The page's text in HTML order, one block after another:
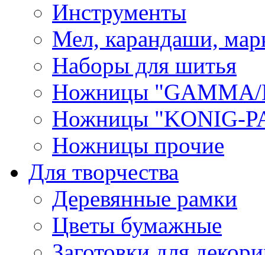
Инструменты
Мел, карандаши,
Наборы для шитья
Ножницы "GAMMA/
Ножницы "KONIG-
Ножницы прочие
Для творчества
Деревянные рамки
Цветы бумажные